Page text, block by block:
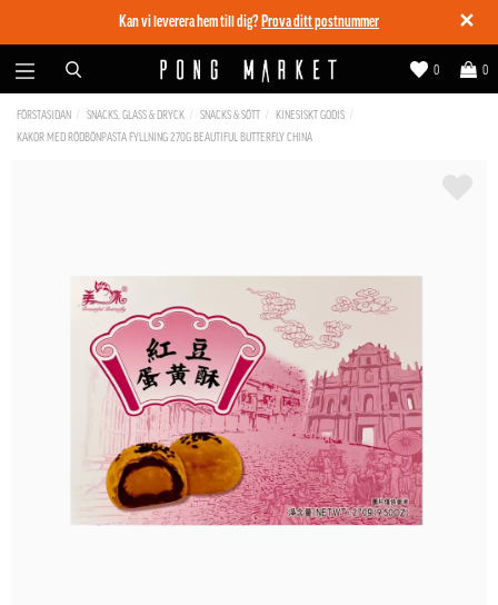
✕
Kan vi leverera hem till dig? Prova ditt postnummer
0
0
FÖRSTASIDAN SNACKS, GLASS & DRYCK SNACKS & SÖTT
KINESISKT GODIS
KAKOR MED RÖDBÖNPASTA FYLLNING 270G BEAUTIFUL BUTTERFLY CHINA